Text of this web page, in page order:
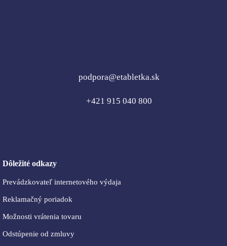
podpora@etabletka.sk
+421 915 040 800
Dôležité odkazy
Prevádzkovateľ internetového výdaja
Reklamačný poriadok
Možnosti vrátenia tovaru
Odstúpenie od zmluvy